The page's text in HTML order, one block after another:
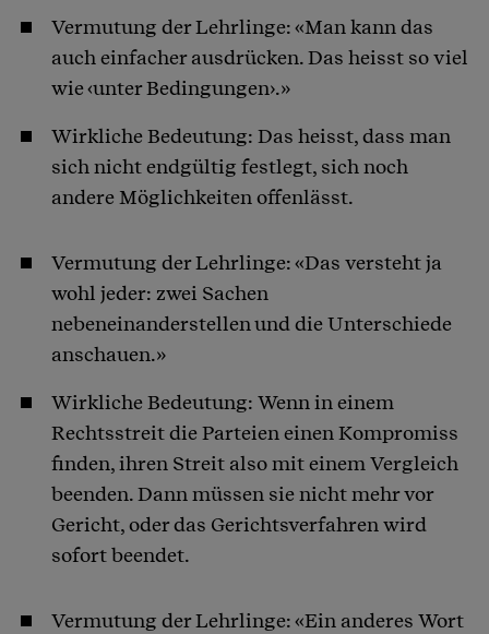
Vermutung der Lehrlinge: «Man kann das
auch einfacher ausdrücken. Das heisst so viel
wie ‹unter Bedingungen›.»
Wirkliche Bedeutung: Das heisst, dass man
sich nicht endgültig festlegt, sich noch
andere Möglichkeiten offenlässt.
Vermutung der Lehrlinge: «Das versteht ja
wohl jeder: zwei Sachen
nebeneinanderstellen und die Unterschiede
anschauen.»
Wirkliche Bedeutung: Wenn in einem
Rechtsstreit die Parteien einen Kompromiss
finden, ihren Streit also mit einem Vergleich
beenden. Dann müssen sie nicht mehr vor
Gericht, oder das Gerichtsverfahren wird
sofort beendet.
Vermutung der Lehrlinge: «Ein anderes Wort